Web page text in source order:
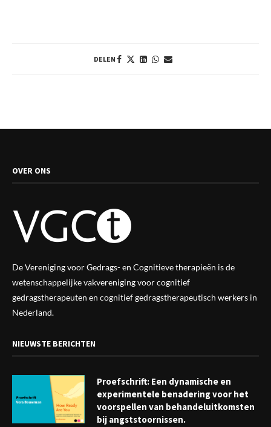
DELEN
OVER ONS
De Vereniging voor Gedrags- en Cognitieve therapieën is de
wetenschappelijke vakverenigingvoor cognitief
gedragstherapeuten en cognitief gedragstherapeutisch werkers in
Nederland.
NIEUWSTE BERICHTEN
Proefschrift: Een dynamische en
experimentele benadering voor het
voorspellen van behandeluitkomsten
bij angststoornissen.